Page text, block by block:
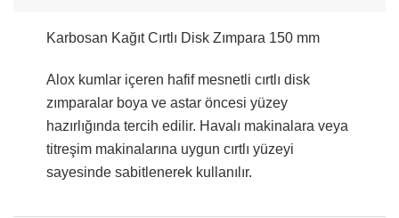
Karbosan Kağıt Cırtlı Disk Zımpara 150 mm
Alox kumlar içeren hafif mesnetli cırtlı disk
zımparalar boya ve astar öncesi yüzey
hazırlığında tercih edilir. Havalı makinalara veya
titreşim makinalarına uygun cırtlı yüzeyi
sayesinde sabitlenerek kullanılır.